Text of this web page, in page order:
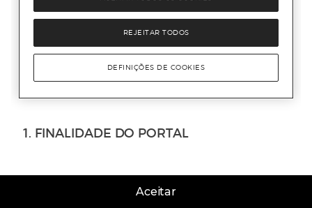
Aceitar